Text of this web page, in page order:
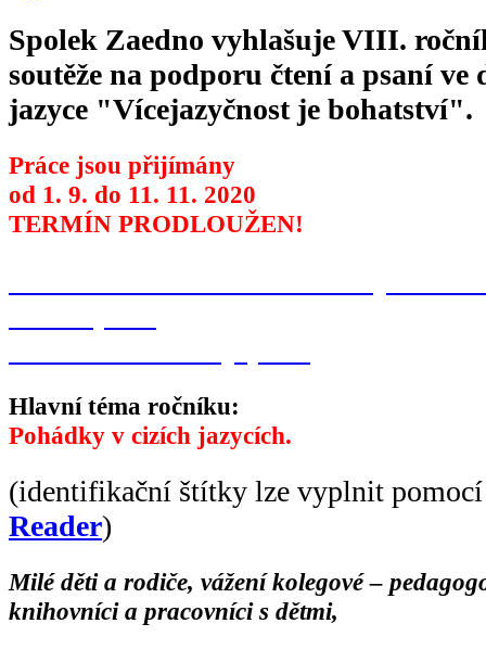
Spolek Zaedno vyhlašuje VIII.
soutěže na podporu čtení a psaní ve
jazyce "Vícejazyčnost je bohatství".
Práce jsou přijímány
od 1. 9. do 11. 11. 2020
TERMÍN PRODLOUŽEN!
Hlavní téma ročníku:
Pohádky v cizích jazycích.
(identifikační štítky lze vyplnit
Reader)
Milé děti a rodiče, vážení kolegové –
knihovníci a pracovníci s dětmi,